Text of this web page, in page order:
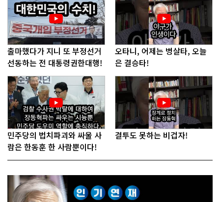
출마했다가 지니 또 부정선거
선동하는 전 대통령권한대행!
오타니, 어제는 병살타, 오늘
은 결승타!
민주당의 법치파괴와 싸울 사
람은 한동훈 한 사람뿐이다!
결투도 못하는 비겁자!